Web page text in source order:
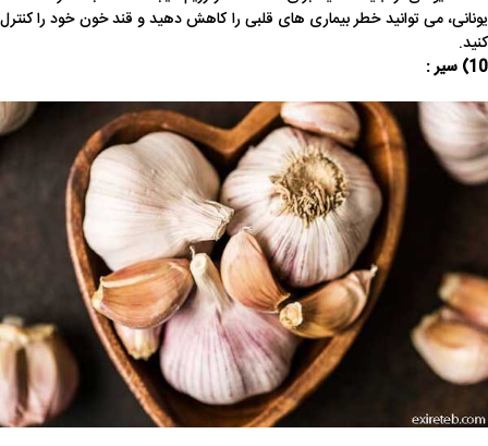
یونانی، می توانید خطر بیماری های قلبی را کاهش دهید و قند خون خود را کنترل
کنید.
10) سیر :